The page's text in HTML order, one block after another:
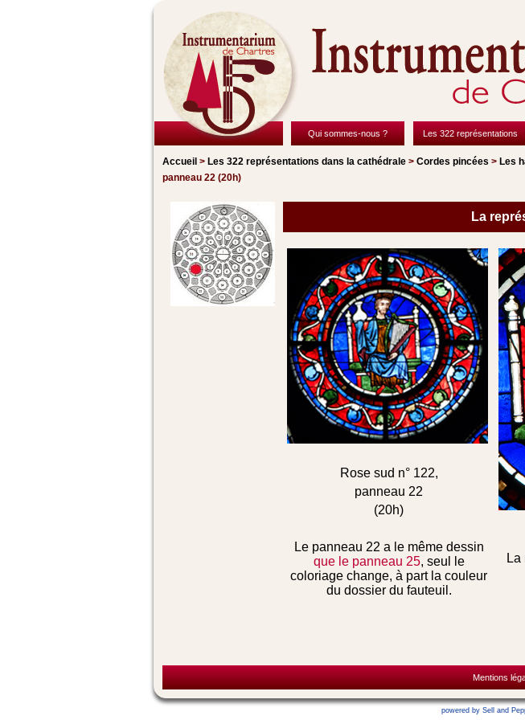
Qui sommes-nous ? Les 322 représentations
Accueil > Les 322 représentations dans la cathédrale > Cordes pincées > Les
panneau 22 (20h)
La
Rose sud n° 122,
panneau 22
(20h)
Le panneau 22 a le même dessin
que le panneau 25, seul le
coloriage change, à part la couleur
du dossier du fauteuil.
Mentions
powered by Sell and